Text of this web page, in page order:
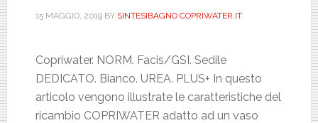
15 MAGGIO, 2019BY SINTESIBAGNO COPRIWATER.IT
Copriwater. NORM. Facis/GSI. Sedile
DEDICATO. Bianco. UREA. PLUS+ In questo
articolo vengono illustrate le caratteristiche del
ricambio COPRIWATER adatto ad un vaso